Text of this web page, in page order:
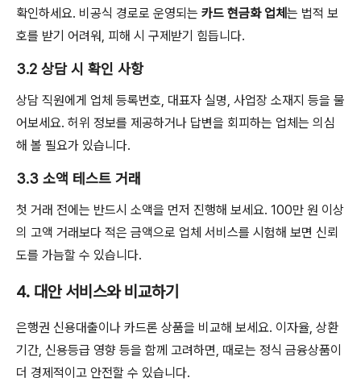
확인하세요. 비공식 경로로 운영되는 카드 현금화 업체 는 법적 보
호를 받기 어려워, 피해 시 구제받기 힘듭니다.
3.2 상담 시 확인 사항
상담 직원에게 업체 등록번호, 대표자 실명, 사업장 소재지 등을 물
어보세요. 허위 정보를 제공하거나 답변을 회피하는 업체는 의심
해 볼 필요가 있습니다.
3.3 소액 테스트 거래
첫 거래 전에는 반드시 소액을 먼저 진행해 보세요. 100만 원 이상
의 고액 거래보다 적은 금액으로 업체 서비스를 시험해 보면 신뢰
도를 가늠할 수 있습니다.
4. 대안 서비스와 비교하기
은행권 신용대출이나 카드론 상품을 비교해 보세요. 이자율, 상환
기간, 신용등급 영향 등을 함께 고려하면, 때로는 정식 금융상품이
더 경제적이고 안전할 수 있습니다.